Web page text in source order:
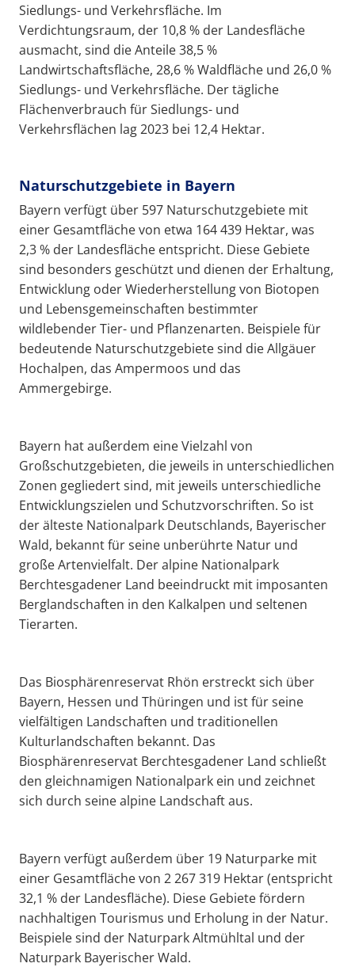
Siedlungs- und Verkehrsfläche. Im
Verdichtungsraum, der 10,8 % der Landesfläche
ausmacht, sind die Anteile 38,5 %
Landwirtschaftsfläche, 28,6 % Waldfläche und 26,0 %
Siedlungs- und Verkehrsfläche. Der tägliche
Flächenverbrauch für Siedlungs- und
Verkehrsflächen lag 2023 bei 12,4 Hektar.
Naturschutzgebiete in Bayern
Bayern verfügt über 597 Naturschutzgebiete mit
einer Gesamtfläche von etwa 164 439 Hektar, was
2,3 % der Landesfläche entspricht. Diese Gebiete
sind besonders geschützt und dienen der Erhaltung,
Entwicklung oder Wiederherstellung von Biotopen
und Lebensgemeinschaften bestimmter
wildlebender Tier- und Pflanzenarten. Beispiele für
bedeutende Naturschutzgebiete sind die Allgäuer
Hochalpen, das Ampermoos und das
Ammergebirge.
Bayern hat außerdem eine Vielzahl von
Großschutzgebieten, die jeweils in unterschiedlichen
Zonen gegliedert sind, mit jeweils unterschiedliche
Entwicklungszielen und Schutzvorschriften. So ist
der älteste Nationalpark Deutschlands, Bayerischer
Wald, bekannt für seine unberührte Natur und
große Artenvielfalt. Der alpine Nationalpark
Berchtesgadener Land beeindruckt mit imposanten
Berglandschaften in den Kalkalpen und seltenen
Tierarten.
Das Biosphärenreservat Rhön erstreckt sich über
Bayern, Hessen und Thüringen und ist für seine
vielfältigen Landschaften und traditionellen
Kulturlandschaften bekannt. Das
Biosphärenreservat Berchtesgadener Land schließt
den gleichnamigen Nationalpark ein und zeichnet
sich durch seine alpine Landschaft aus.
Bayern verfügt außerdem über 19 Naturparke mit
einer Gesamtfläche von 2 267 319 Hektar (entspricht
32,1 % der Landesfläche). Diese Gebiete fördern
nachhaltigen Tourismus und Erholung in der Natur.
Beispiele sind der Naturpark Altmühltal und der
Naturpark Bayerischer Wald.